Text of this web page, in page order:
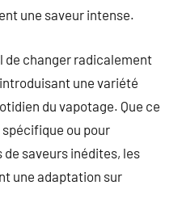
une saveur intense.
de changer radicalement
une variété
du vapotage. Que ce
ou pour
saveurs inédites, les
une adaptation sur